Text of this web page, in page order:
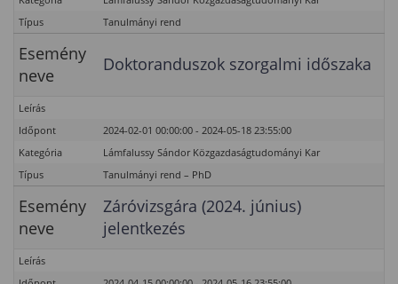
Típus
Tanulmányi rend
Esemény
neve
Doktoranduszok szorgalmi időszaka
Leírás
Időpont
2024-02-01 00:00:00 - 2024-05-18 23:55:00
Kategória
Lámfalussy Sándor Közgazdaságtudományi Kar
Típus
Tanulmányi rend – PhD
Esemény
neve
Záróvizsgára (2024. június)
jelentkezés
Leírás